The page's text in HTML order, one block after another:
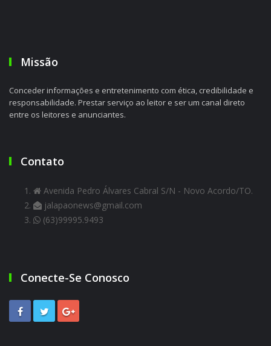
Missão
Conceder informações e entretenimento com ética, credibilidade e
responsabilidade. Prestar serviço ao leitor e ser um canal direto
entre os leitores e anunciantes.
Contato
Avenida Pedro Álvares Cabral S/N - Novo Acordo/TO.
jalapaonews@gmail.com
(63)99995.9493
Conecte-Se Conosco